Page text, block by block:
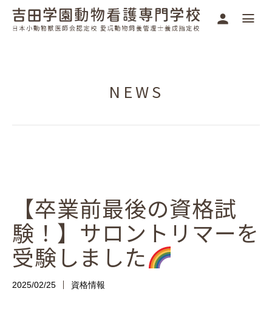
NEWS
【卒業前最後の資格試
験！】サロントリマーを
受験しました
2025/02/25 資格情報